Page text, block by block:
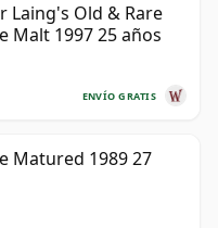
Laing's Old & Rare
Malt 1997 25 años
ENVÍO GRATIS
Matured 1989 27